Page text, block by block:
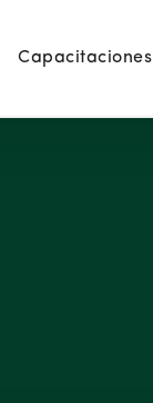
Capacitaciones